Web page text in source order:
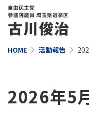
HOME 活動報告
2026年5